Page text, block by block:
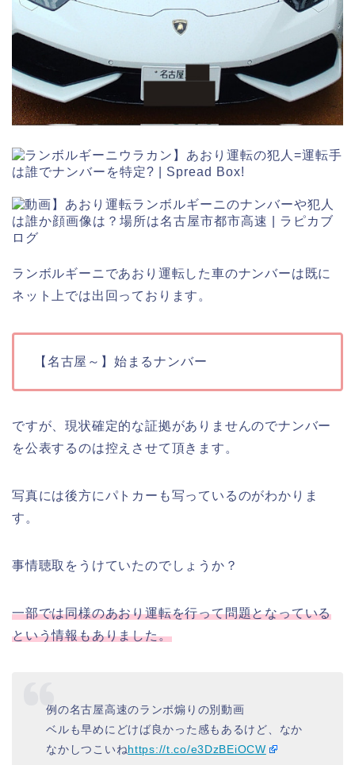
ランボルギーニであおり運転した車のナンバーは既に
ネット上では出回っております。
【名古屋～】始まるナンバー
ですが、現状確定的な証拠がありませんのでナンバー
を公表するのは控えさせて頂きます。
写真には後方にパトカーも写っているのがわかりま
す。
事情聴取をうけていたのでしょうか？
一部では同様のあおり運転を行って問題となっている
という情報もありました。
例の名古屋高速のランボ煽りの別動画
ベルも早めにどけば良かった感もあるけど、なか
なかしつこいねhttps://t.co/e3DzBEiOCW